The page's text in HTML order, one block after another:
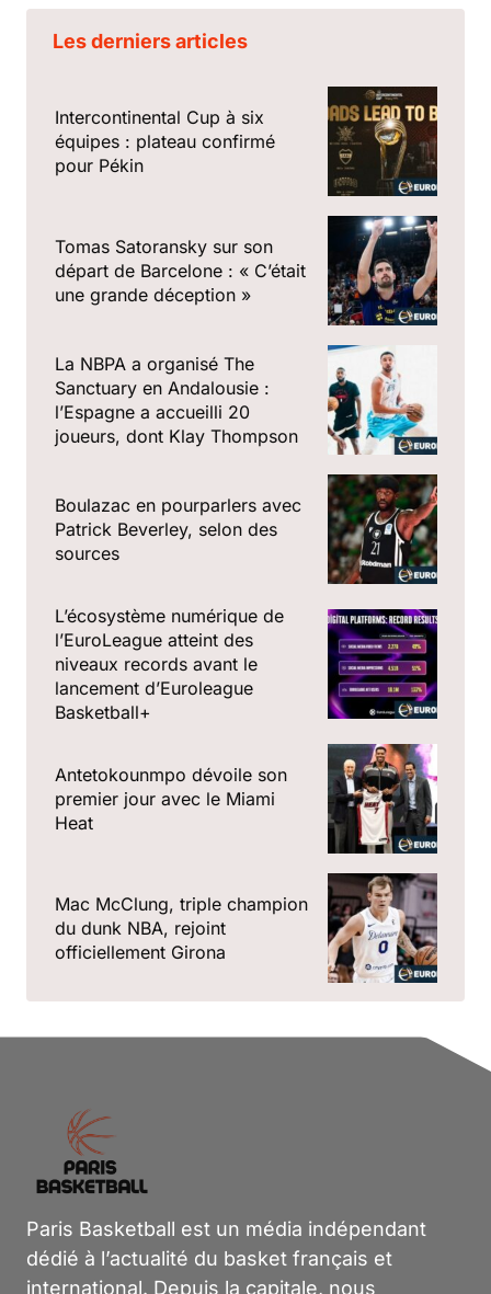
Les derniers articles
Intercontinental Cup à six
équipes : plateau confirmé
pour Pékin
Tomas Satoransky sur son
départ de Barcelone : « C’était
une grande déception »
La NBPA a organisé The
Sanctuary en Andalousie :
l’Espagne a accueilli 20
joueurs, dont Klay Thompson
Boulazac en pourparlers avec
Patrick Beverley, selon des
sources
L’écosystème numérique de
l’EuroLeague atteint des
niveaux records avant le
lancement d’Euroleague
Basketball+
Antetokounmpo dévoile son
premier jour avec le Miami
Heat
Mac McClung, triple champion
du dunk NBA, rejoint
officiellement Girona
Paris Basketball est un média indépendant
dédié à l’actualité du basket français et
international. Depuis la capitale, nous